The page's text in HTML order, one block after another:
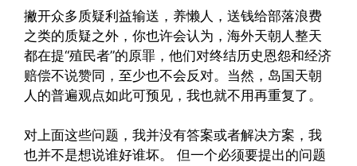
撇开众多质疑利益输送，养懒人，送钱给部落浪费
之类的质疑之外，你也许会认为，海外天朝人整天
都在提“殖民者”的原罪，他们对终结历史恩怨和经济
赔偿不说赞同，至少也不会反对。当然，岛国天朝
人的普遍观点如此可预见，我也就不用再重复了。
对上面这些问题，我并没有答案或者解决方案，我
也并不是想说谁好谁坏。 但一个必须要提出的问题